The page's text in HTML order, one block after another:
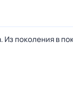
Из поколения в